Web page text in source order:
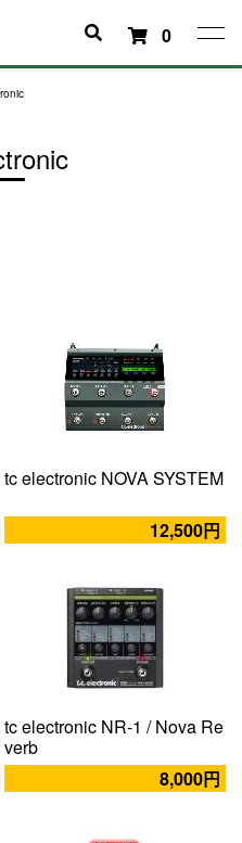
0
tc electronic NOVA SYSTEM
12,500円
tc electronic NR-1 / Nova Re
verb
8,000円